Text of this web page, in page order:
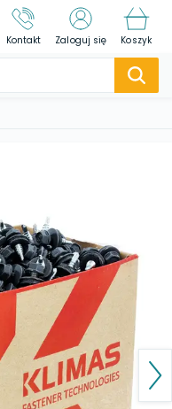
Kontakt Zaloguj się Koszyk